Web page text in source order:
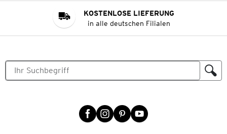
KOSTENLOSE LIEFERUNG
in alle deutschen Filialen